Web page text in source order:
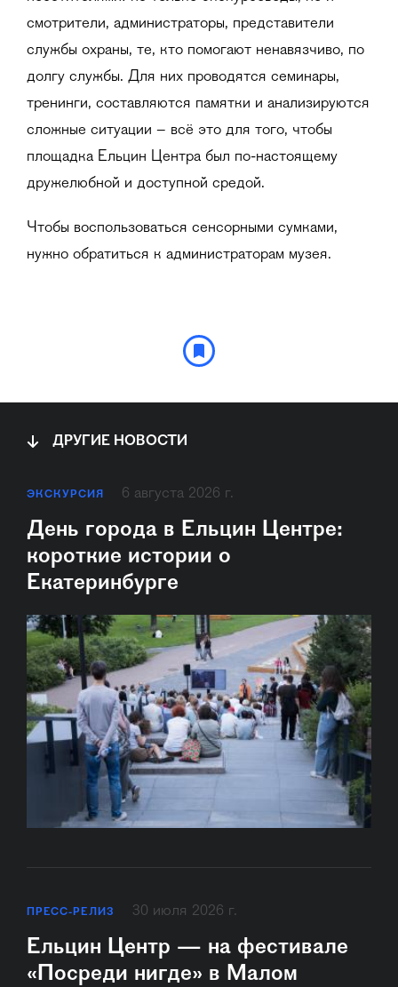
смотрители, администраторы, представители
службы охраны, те, кто помогают ненавязчиво, по
долгу службы. Для них проводятся семинары,
тренинги, составляются памятки и анализируются
сложные ситуации – всё это для того, чтобы
площадка Ельцин Центра был по-настоящему
дружелюбной и доступной средой.
Чтобы воспользоваться сенсорными сумками,
нужно обратиться к администраторам музея.
ДРУГИЕ НОВОСТИ
ЭКСКУРСИЯ 6 августа 2026 г.
День города в Ельцин Центре:
короткие истории о
Екатеринбурге
ПРЕСС-РЕЛИЗ 30 июля 2026 г.
Ельцин Центр — на фестивале
«Посреди нигде» в Малом